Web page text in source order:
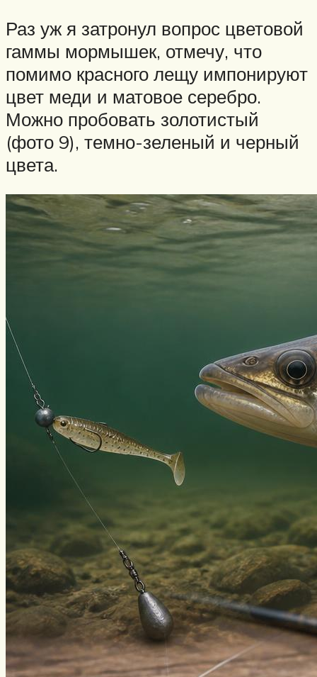
Раз уж я затронул вопрос цветовой
гаммы мормышек, отмечу, что
помимо красного лещу импонируют
цвет меди и матовое серебро.
Можно пробовать золотистый
(фото 9), темно-зеленый и черный
цвета.